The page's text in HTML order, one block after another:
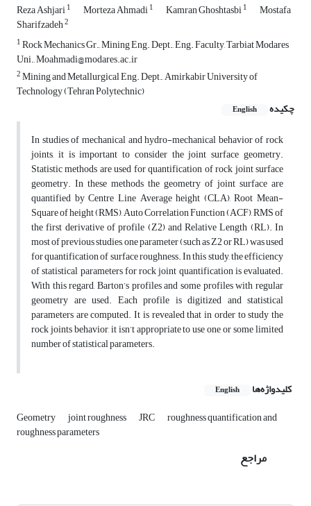
Reza Ashjari1 Morteza Ahmadi1 Kamran Ghoshtasbi1 Mostafa
Sharifzadeh2
1Rock Mechanics Gr., Mining Eng. Dept., Eng. Faculty, Tarbiat Modares
Uni., Moahmadi@modares.ac.ir
2Mining and Metallurgical Eng. Dept., Amirkabir University of
Technology (Tehran Polytechnic)
چکیده
English
In studies of mechanical and hydro-mechanical behavior of rock
joints, it is important to consider the joint surface geometry.
Statistic methods are used for quantification of rock joint surface
geometry. In these methods the geometry of joint surface are
quantified by Centre Line Average height (CLA), Root Mean-
Square of height (RMS), Auto Correlation Function (ACF), RMS of
the first derivative of profile (Z2) and Relative Length (RL). In
most of previous studies, one parameter (such as Z2 or RL) was used
for quantification of surface roughness. In this study, the efficiency
of statistical parameters for rock joint quantification is evaluated.
With this regard, Barton’s profiles and some profiles with regular
geometry are used. Each profile is digitized and statistical
parameters are computed. It is revealed that in order to study the
rock joints behavior, it isn’t appropriate to use one or some limited
number of statistical parameters.
کلیدواژه‌ها English
Geometry joint roughness JRC roughness quantification and
roughness parameters
مراجع